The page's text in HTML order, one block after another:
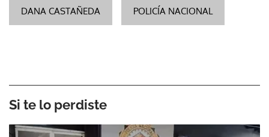
DANA CASTAÑEDA POLICÍA NACIONAL
Si te lo perdiste